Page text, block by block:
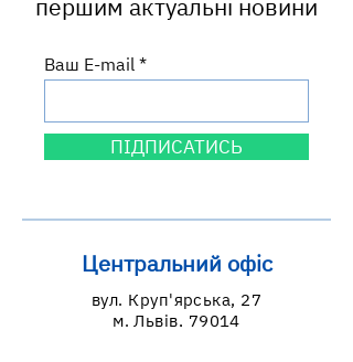
першим актуальні новини
Ваш E-mail
ПІДПИСАТИСЬ
Центральний офіс
вул. Круп'ярська, 27
м. Львів, 79014